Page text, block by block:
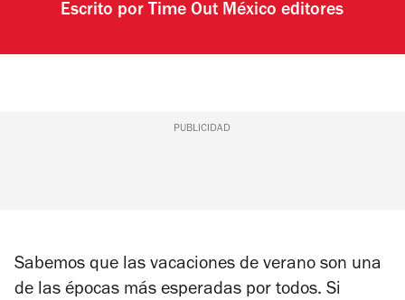
Escrito por Time Out México editores
PUBLICIDAD
Sabemos que las vacaciones de verano son una
de las épocas más esperadas por todos. Si